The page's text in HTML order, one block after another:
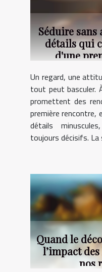
Séduire sans
détails qui
d'une
Un regard, une
tout peut basculer.
promettent des
première rencontre,
détails
toujours décisifs. La
Quand le
l’impact
nos